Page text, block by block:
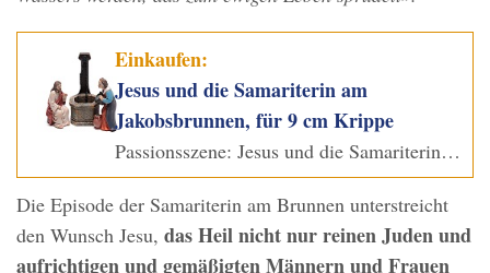
Einkaufen:
Jesus und die Samariterin am
Jakobsbrunnen, für 9 cm Krippe
Passionsszene: Jesus und die Samariterin…
Die Episode der Samariterin am Brunnen unterstreicht
den Wunsch Jesu, das Heil nicht nur reinen Juden und
aufrichtigen und gemäßigten Männern und Frauen